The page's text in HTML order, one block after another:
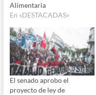
Alimentaria
En «DESTACADAS»
El senado aprobo el
proyecto de ley de